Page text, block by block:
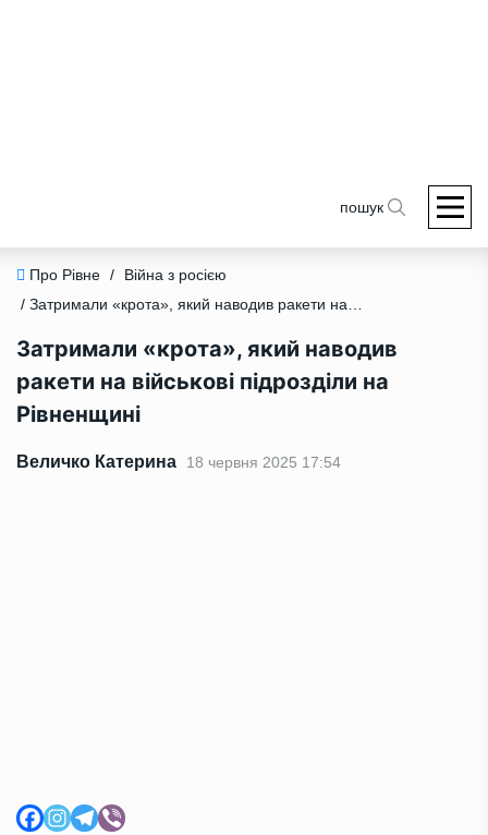
пошук
Про Рівне /
Війна з росією
/ Затримали «крота», який наводив ракети на військові підрозділи на Рівненщині
Затримали «крота», який наводив
ракети на військові підрозділи на
Рівненщині
Величко Катерина 18 червня 2025 17:54